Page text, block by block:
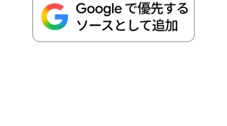
e
r
a o
t n